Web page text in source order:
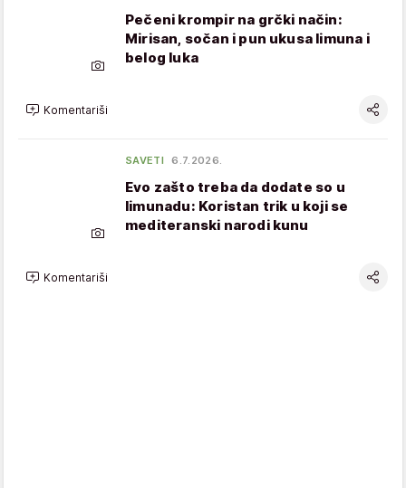
Pečeni krompir na grčki način:
Mirisan, sočan i pun ukusa limuna i
belog luka
Komentariši
SAVETI 6.7.2026.
Evo zašto treba da dodate so u
limunadu: Koristan trik u koji se
mediteranski narodi kunu
Komentariši